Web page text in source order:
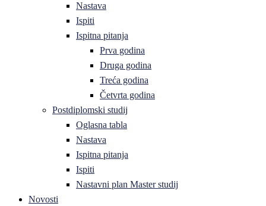
Nastava
Ispiti
Ispitna pitanja
Prva godina
Druga godina
Treća godina
Četvrta godina
Postdiplomski studij
Oglasna tabla
Nastava
Ispitna pitanja
Ispiti
Nastavni plan Master studij
Novosti